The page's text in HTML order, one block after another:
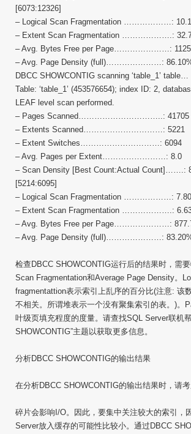
[6073:12326]
– Logical Scan Fragmentation ………………:
– Extent Scan Fragmentation ……………….:
– Avg. Bytes Free per Page…………………:
– Avg. Page Density (full)…………………:
DBCC SHOWCONTIG scanning ‘table_1’ table…
Table: ‘table_1’ (453576654); index ID: 2,
LEAF level scan performed.
– Pages Scanned…………………………..: 41705
– Extents Scanned…………………………: 5221
– Extent Switches…………………………: 6094
– Avg. Pages per Extent……………………: 8.0
– Scan Density [Best Count:Actual Count]…….:
[5214:6095]
– Logical Scan Fragmentation ………………:
– Extent Scan Fragmentation ……………….:
– Avg. Bytes Free per Page…………………:
– Avg. Page Density (full)…………………:
检查DBCC SHOWCONTIG运行后的结果时，需
Scan Fragmentation和Average Page Density。
fragmentattion表示索引上乱序的百分比(注意: 该
不相关。所谓堆表示一个没有聚集索引的表。)。
叶级页填充程度的度量。请查找SQL Server联机
SHOWCONTIG”主题以获取更多信息。
分析DBCC SHOWCONTIG的输出结果
在分析DBCC SHOWCONTIG的输出结果时，请考
碎片会影响I/O。因此，要集中关注较大的索引，
Server放入缓存的可能性比较小。通过DBCC